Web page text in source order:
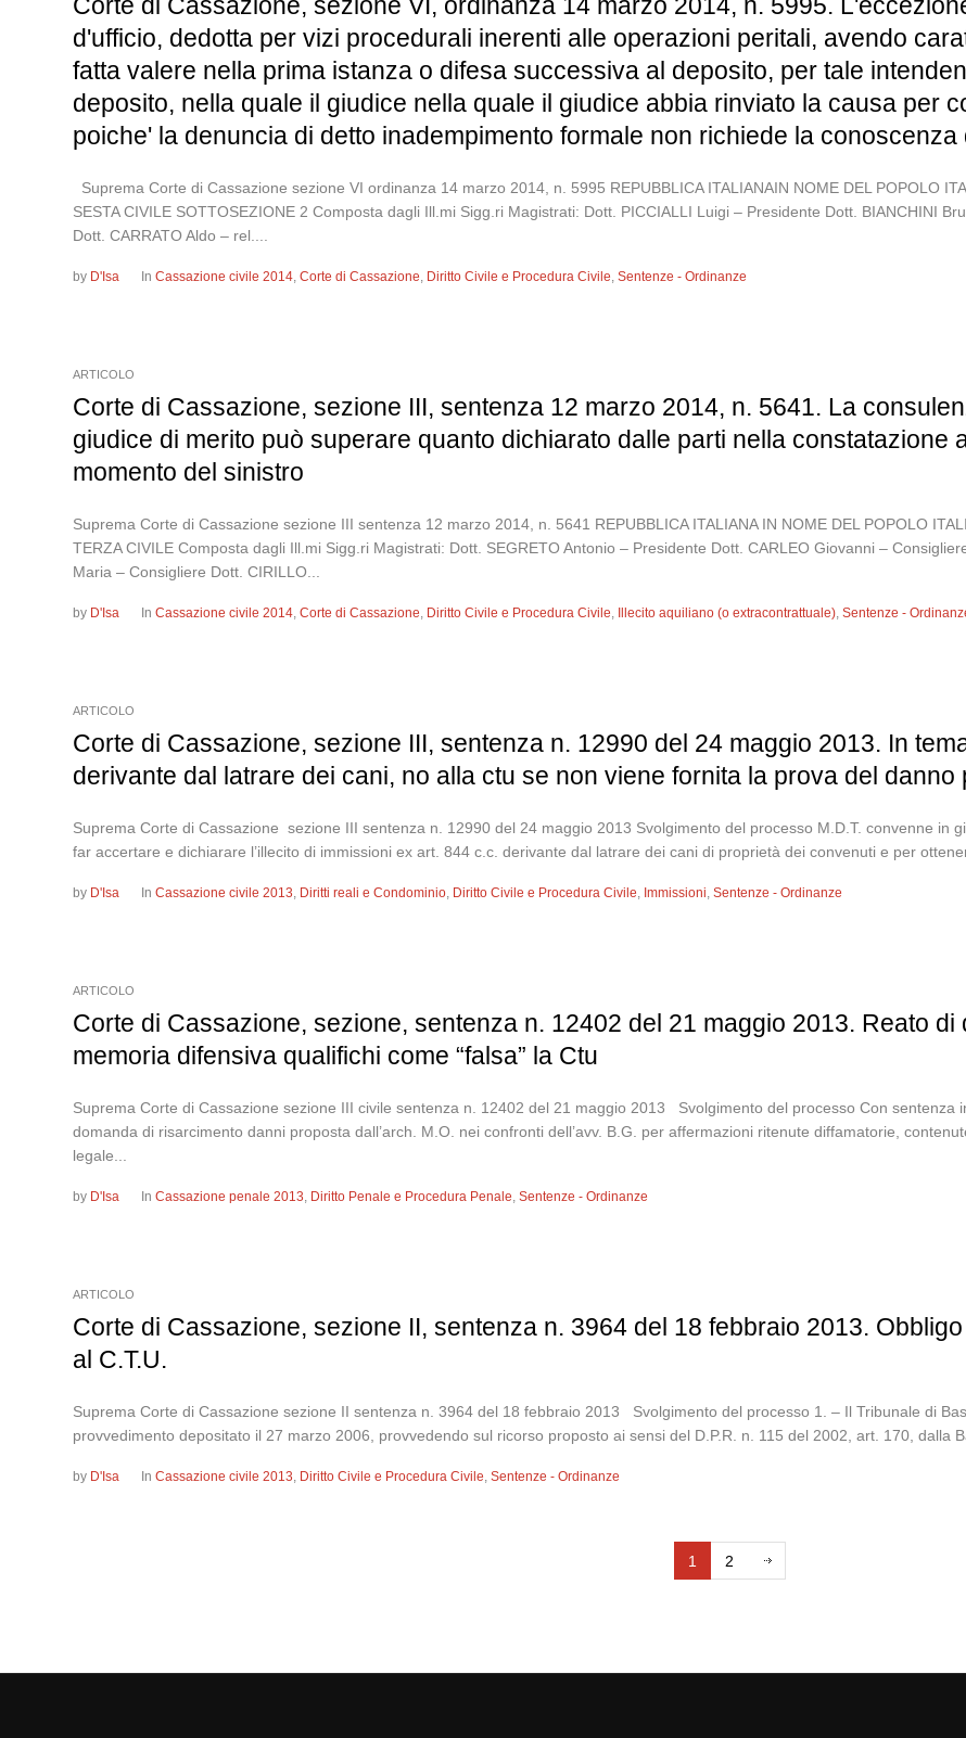
d'ufficio, dedotta per vizi procedurali inerenti alle operazioni peritali, avendo
fatta valere nella prima istanza o difesa successiva al deposito, per tale
deposito, nella quale il giudice nella quale il giudice abbia rinviato la causa per
poiche' la denuncia di detto inadempimento formale non richiede la
Suprema Corte di Cassazione sezione VI ordinanza 14 marzo 2014, n. 5995 REPUBBLICA ITALIANAIN NOME DEL POPOLO
SESTA CIVILE SOTTOSEZIONE 2 Composta dagli Ill.mi Sigg.ri Magistrati: Dott. PICCIALLI Luigi – Presidente Dott. BIANCHINI
Dott. CARRATO Aldo – rel....
by D'Isa InCassazione civile 2014,Corte di Cassazione, Diritto Civile e Procedura Civile,Sentenze - Ordinanze
ARTICOLO
Corte di Cassazione, sezione III, sentenza 12 marzo 2014, n. 5641. La
giudice di merito può superare quanto dichiarato dalle parti nella constatazione
momento del sinistro
Suprema Corte di Cassazione sezione III sentenza 12 marzo 2014, n. 5641 REPUBBLICA ITALIANA IN NOME DEL POPOLO
TERZA CIVILE Composta dagli Ill.mi Sigg.ri Magistrati: Dott. SEGRETO Antonio – Presidente Dott. CARLEO Giovanni –
Maria – Consigliere Dott. CIRILLO...
by D'Isa InCassazione civile 2014,Corte di Cassazione, Diritto Civile e Procedura Civile, Illecito aquiliano (o extracontrattuale),Sentenze -
ARTICOLO
Corte di Cassazione, sezione III, sentenza n. 12990 del 24 maggio 2013. In
derivante dal latrare dei cani, no alla ctu se non viene fornita la prova del
Suprema Corte di Cassazione sezione III sentenza n. 12990 del 24 maggio 2013 Svolgimento del processo M.D.T. convenne in
far accertare e dichiarare l’illecito di immissioni ex art. 844 c.c. derivante dal latrare dei cani di proprietà dei convenuti e per
by D'Isa InCassazione civile 2013, Diritti reali e Condominio, Diritto Civile e Procedura Civile, Immissioni,Sentenze - Ordinanze
ARTICOLO
Corte di Cassazione, sezione, sentenza n. 12402 del 21 maggio 2013. Reato di
memoria difensiva qualifichi come “falsa” la Ctu
Suprema Corte di Cassazione sezione III civile sentenza n. 12402 del 21 maggio 2013 Svolgimento del processo Con sentenza
domanda di risarcimento danni proposta dall’arch. M.O. nei confronti dell’avv. B.G. per affermazioni ritenute diffamatorie,
legale...
by D'Isa InCassazione penale 2013, Diritto Penale e Procedura Penale,Sentenze - Ordinanze
ARTICOLO
Corte di Cassazione, sezione II, sentenza n. 3964 del 18 febbraio 2013.
al C.T.U.
Suprema Corte di Cassazione sezione II sentenza n. 3964 del 18 febbraio 2013 Svolgimento del processo 1. – Il Tribunale di
provvedimento depositato il 27 marzo 2006, provvedendo sul ricorso proposto ai sensi del D.P.R. n. 115 del 2002, art. 170, dalla
by D'Isa InCassazione civile 2013, Diritto Civile e Procedura Civile,Sentenze - Ordinanze
1 2